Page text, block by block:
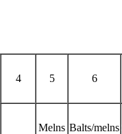
4 5 6
Melns Balts/melns